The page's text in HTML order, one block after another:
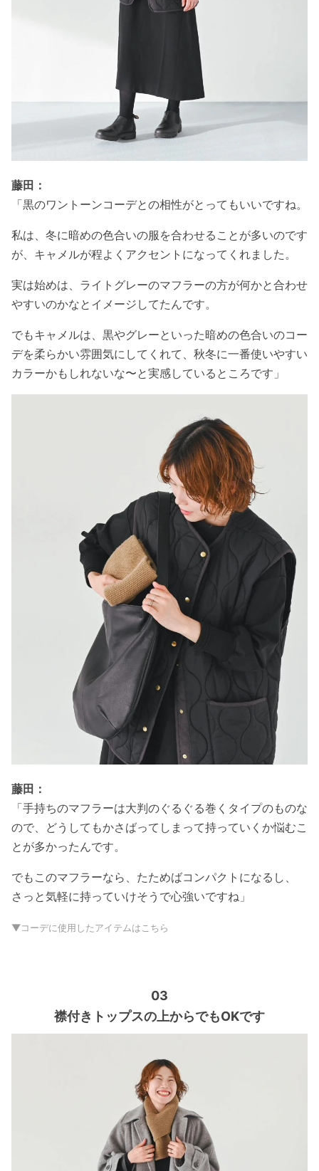
藤田：
「黒のワントーンコーデとの相性がとってもいいですね。
私は、冬に暗めの色合いの服を合わせることが多いのです
が、キャメルが程よくアクセントになってくれました。
実は始めは、ライトグレーのマフラーの方が何かと合わせ
やすいのかなとイメージしてたんです。
でもキャメルは、黒やグレーといった暗めの色合いのコー
デを柔らかい雰囲気にしてくれて、秋冬に一番使いやすい
カラーかもしれないな〜と実感しているところです」
藤田：
「手持ちのマフラーは大判のぐるぐる巻くタイプのものな
ので、どうしてもかさばってしまって持っていくか悩むこ
とが多かったんです。
でもこのマフラーなら、たためばコンパクトになるし、
さっと気軽に持っていけそうで心強いですね」
▼コーデに使用したアイテムはこちら
03
襟付きトップスの上からでもOKです